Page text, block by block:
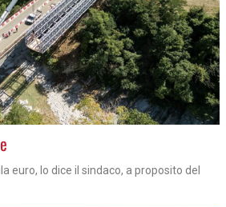
euro, lo dice il sindaco, a proposito del